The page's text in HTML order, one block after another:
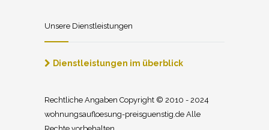
Unsere Dienstleistungen
Dienstleistungen im überblick
Rechtliche Angaben Copyright © 2010 - 2024
wohnungsaufloesung-preisguenstig.de Alle